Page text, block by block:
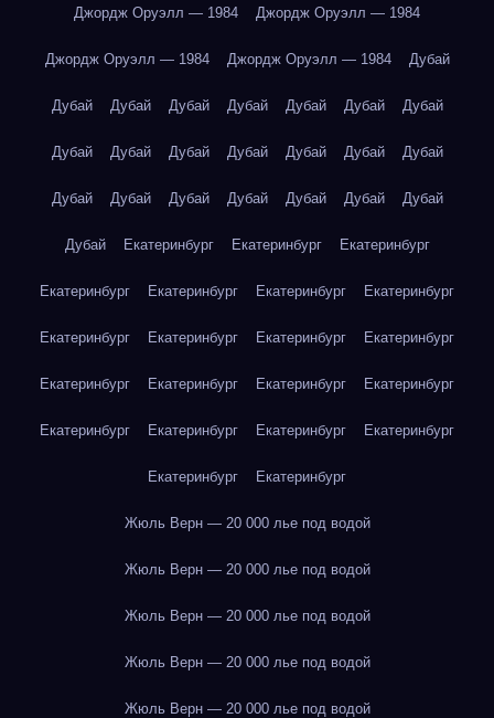
Джордж Оруэлл — 1984 Джордж Оруэлл — 1984
Джордж Оруэлл — 1984 Джордж Оруэлл — 1984 Дубай
Дубай Дубай Дубай Дубай Дубай Дубай Дубай
Дубай Дубай Дубай Дубай Дубай Дубай Дубай
Дубай Дубай Дубай Дубай Дубай Дубай Дубай
Дубай Екатеринбург Екатеринбург Екатеринбург
Екатеринбург Екатеринбург Екатеринбург Екатеринбург
Екатеринбург Екатеринбург Екатеринбург Екатеринбург
Екатеринбург Екатеринбург Екатеринбург Екатеринбург
Екатеринбург Екатеринбург Екатеринбург Екатеринбург
Екатеринбург Екатеринбург
Жюль Верн — 20 000 лье под водой
Жюль Верн — 20 000 лье под водой
Жюль Верн — 20 000 лье под водой
Жюль Верн — 20 000 лье под водой
Жюль Верн — 20 000 лье под водой